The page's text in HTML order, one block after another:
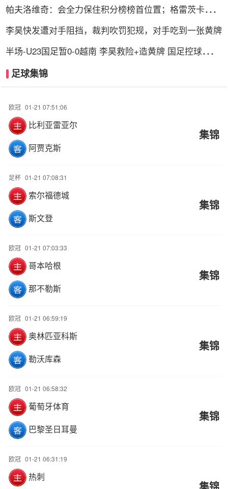
帕夫洛维奇：会全力保住积分榜榜首位置；格雷茨卡是我
李昊快发遭对手阻挡，裁判吹罚犯规，对手吃到一张黄牌
半场-U23国足暂0-0越南 李昊救险+造黄牌 国足控球超6
足球集锦
欧冠 01-21 07:51:06
比利亚雷亚尔
阿贾克斯
集锦
足杯 01-21 07:08:31
索尔福德城
斯文登
集锦
欧冠 01-21 07:03:33
哥本哈根
那不勒斯
集锦
欧冠 01-21 06:59:19
奥林匹亚科斯
勒沃库森
集锦
欧冠 01-21 06:58:32
葡萄牙体育
巴黎圣日耳曼
集锦
欧冠 01-21 06:31:19
热刺
集锦